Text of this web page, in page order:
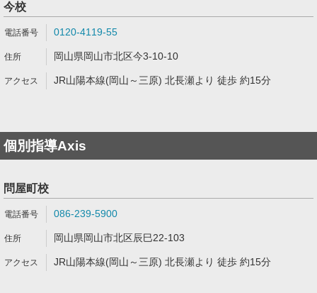
今校
0120-4119-55
岡山県岡山市北区今3-10-10
JR山陽本線(岡山～三原) 北長瀬より 徒歩 約15分
個別指導Axis
問屋町校
086-239-5900
岡山県岡山市北区辰巳22-103
JR山陽本線(岡山～三原) 北長瀬より 徒歩 約15分